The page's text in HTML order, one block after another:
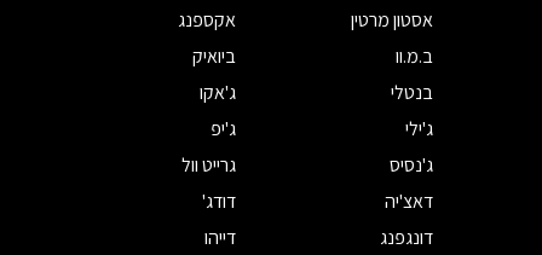
אסטון מרטין
אקספנג
ב.מ.וו
ביואיק
בנטלי
ג'אקו
ג'ילי
ג'יפ
ג'נסיס
גרייט וול
דאצ'יה
דודג'
דונגפנג
דייהו